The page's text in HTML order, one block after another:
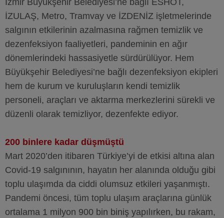
İzmir Büyükşehir Belediyesi’ne bağlı ESHOT,
İZULAŞ, Metro, Tramvay ve İZDENİZ işletmelerinde
salgının etkilerinin azalmasına rağmen temizlik ve
dezenfeksiyon faaliyetleri, pandeminin en ağır
dönemlerindeki hassasiyetle sürdürülüyor. Hem
Büyükşehir Belediyesi’ne bağlı dezenfeksiyon ekipleri
hem de kurum ve kuruluşların kendi temizlik
personeli, araçları ve aktarma merkezlerini sürekli ve
düzenli olarak temizliyor, dezenfekte ediyor.
200 binlere kadar düşmüştü
Mart 2020’den itibaren Türkiye’yi de etkisi altına alan
Covid-19 salgınının, hayatın her alanında olduğu gibi
toplu ulaşımda da ciddi olumsuz etkileri yaşanmıştı.
Pandemi öncesi, tüm toplu ulaşım araçlarına günlük
ortalama 1 milyon 900 bin biniş yapılırken, bu rakam,